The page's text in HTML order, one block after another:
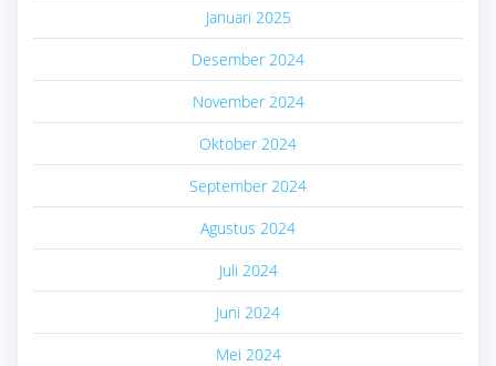
Januari 2025
Desember 2024
November 2024
Oktober 2024
September 2024
Agustus 2024
Juli 2024
Juni 2024
Mei 2024